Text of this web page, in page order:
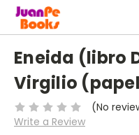
Eneida (libro
Virgilio
(No
Write a Review